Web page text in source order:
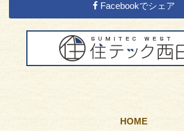
Facebookでシェア
HOME